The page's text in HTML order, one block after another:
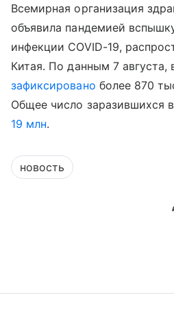
Всемирная организация
объявила пандемией
инфекции COVID-19,
Китая. По данным 7 августа,
зафиксировано более 870
Общее число заразившихся
19 млн.
новость